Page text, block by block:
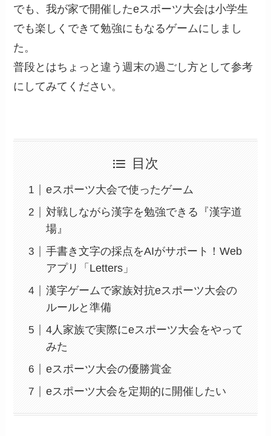
でも、我が家で開催したeスポーツ大会は小学生
でも楽しくできて勉強にもなるゲームにしまし
た。
普段とはちょっと違う週末の過ごし方として参考
にしてみてください。
目次
eスポーツ大会で使ったゲーム
対戦しながら漢字を勉強できる『漢字道
場』
手書き文字の採点をAIがサポート！Web
アプリ「Letters」
漢字ゲームで家族対抗eスポーツ大会の
ルールと準備
4人家族で実際にeスポーツ大会をやって
みた
eスポーツ大会の優勝賞金
eスポーツ大会を定期的に開催したい